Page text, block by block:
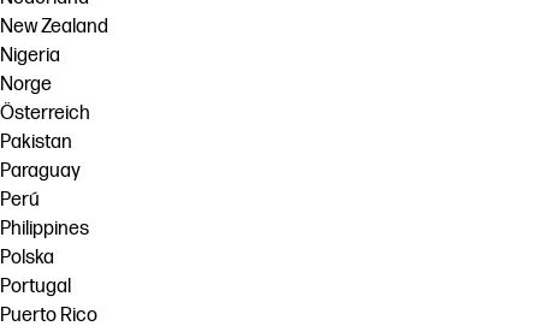
New Zealand
Nigeria
Norge
Österreich
Pakistan
Paraguay
Perú
Philippines
Polska
Portugal
Puerto Rico